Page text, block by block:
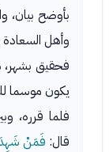
بأوضح بيان،
وأهل
فحقيق بشهر،
يكون موسما
فلما قرره،
قال: فَمَنْ